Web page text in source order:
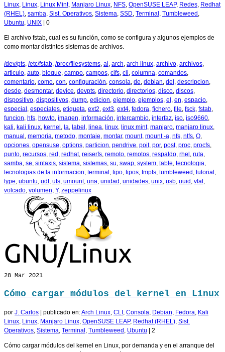
Linux Linux Linux Mint, Manjaro Linux NFS OpenSUSE LEAP, Redes Redhat
(RHEL) samba Sist. Operativos Sistema SSD Terminal Tumbleweed
Ubuntu UNIX | 0
El archivo fstab, cual es su función, como se configura y algunos ejemplos de
como montar distintos sistemas de archivos.
/dev/pts /etc/fstab /proc/filesystems al arch arch linux archivo archivos
articulo auto bloque campo campos cifs cli columna comandos
comentario como con configuración consola de debian del descripcion
desde desmontar, device devpts directorio directorios disco discos
dispositivo dispositivos dump edicion ejemplo ejemplos el en espacio
especial especiales etiqueta ext2 ext3 ext4 fedora fichero file fsck fstab
funcion hfs howto imagen información intercambio interfaz iso iso9660
kali kali linux kernel la label linea linux linux mint, manjaro manjaro linux
manual memoria metodo montaje montar, mount, mount -a nfs ntfs O
opciones opensuse options particion pendrive poit, por, post, proc procfs
punto recursos red redhat, reiserfs remoto remotos respaldo rhel ruta
samba se sintaxis sistema sistemas su swap system table tecnologia
tecnologias de la informacion terminal tipo tipos tmpfs tumbleweed tutorial
type ubuntu udf, ufs umount, una unidad unidades unix usb uuid vfat,
volcado volumen Y, zeppelinux
28 Mar 2021
Cómo cargar módulos del kernel en Linux
por J. Carlos | publicado en:Arch Linux CLI Consola Debian Fedora Kali
Linux Linux Manjaro Linux OpenSUSE LEAP, Redhat (RHEL) Sist.
Operativos Sistema Terminal Tumbleweed Ubuntu | 2
Cómo cargar módulos del kernel en Linux, por demanda y en el arranque del